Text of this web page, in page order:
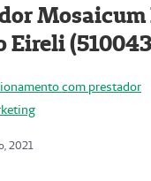
Mosaicum
Eireli
com prestador
2021